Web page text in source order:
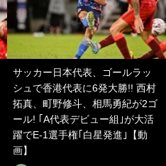
サッカー日本代表、ゴールラッ
シュで香港代表に6発大勝!! 西村
拓真、町野修斗、相馬勇紀が2ゴ
ール! ｢A代表デビュー組｣が大活
躍でE-1選手権｢白星発進｣【動
画】